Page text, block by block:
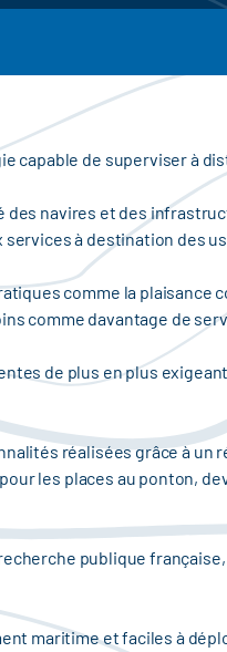
capable de superviser à
navires et des
à destination des
comme la
comme davantage de
de plus en plus
réalisées grâce à
les places au ponton,
publique
maritime et faciles à